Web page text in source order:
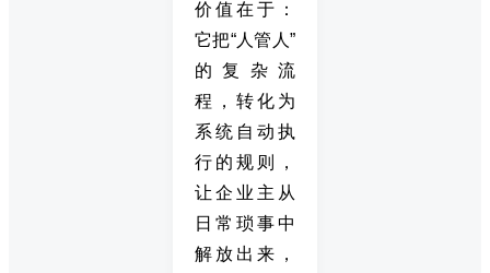
价值在于：
它把“人管人”
的复杂流
程，转化为
系统自动执
行的规则，
让企业主从
日常琐事中
解放出来，